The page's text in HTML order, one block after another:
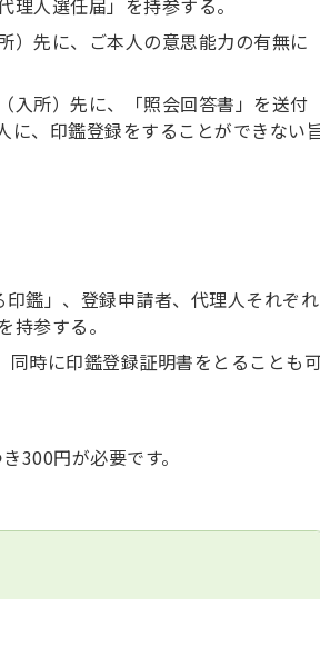
人選任届」を持参する。
）先に、ご本人の意思能力の有無に
入所）先に、「照会回答書」を送付
に、印鑑登録をすることができない
鑑」、登録申請者、代理人それぞれ
参する。
同時に印鑑登録証明書をとることも
300円が必要です。